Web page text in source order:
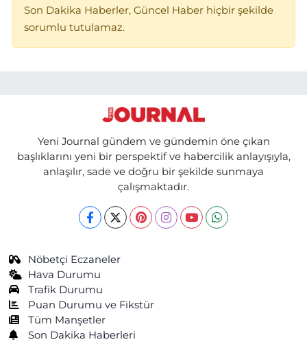
Son Dakika Haberler, Güncel Haber hiçbir şekilde
sorumlu tutulamaz.
Yeni Journal gündem ve gündemin öne çıkan
başlıklarını yeni bir perspektif ve habercilik anlayışıyla,
anlaşılır, sade ve doğru bir şekilde sunmaya
çalışmaktadır.
Nöbetçi Eczaneler
Hava Durumu
Trafik Durumu
Puan Durumu ve Fikstür
Tüm Manşetler
Son Dakika Haberleri